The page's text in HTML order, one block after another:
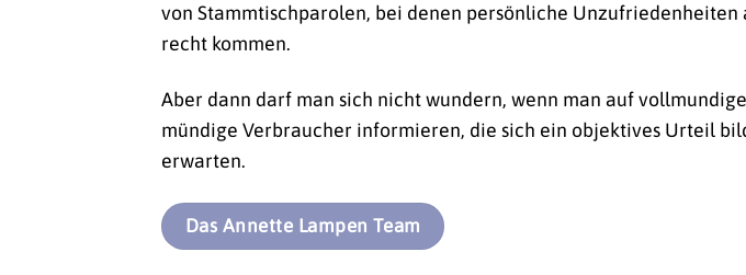
von Stammtischparolen, bei denen persönliche
recht kommen.
Aber dann darf man sich nicht wundern, wenn man auf
mündige Verbraucher informieren, die sich ein objektives Urteil
erwarten.
Das Annette Lampen Team